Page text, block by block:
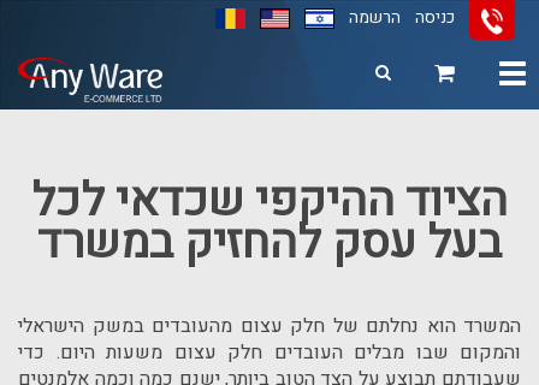
11
12
13
כניסה הרשמה
Toggle
הציוד ההיקפי שכדאי לכל
בעל עסק להחזיק במשרד
המשרד הוא נחלתם של חלק עצום מהעובדים במשק הישראלי
והמקום שבו מבלים העובדים חלק עצום משעות היום. כדי
שעבודתם תבוצע על הצד הטוב ביותר, ישנם כמה וכמה אלמנטים